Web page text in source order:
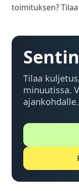
toimituksen?
Tilaa
minuutissa.
ajankohdalle.